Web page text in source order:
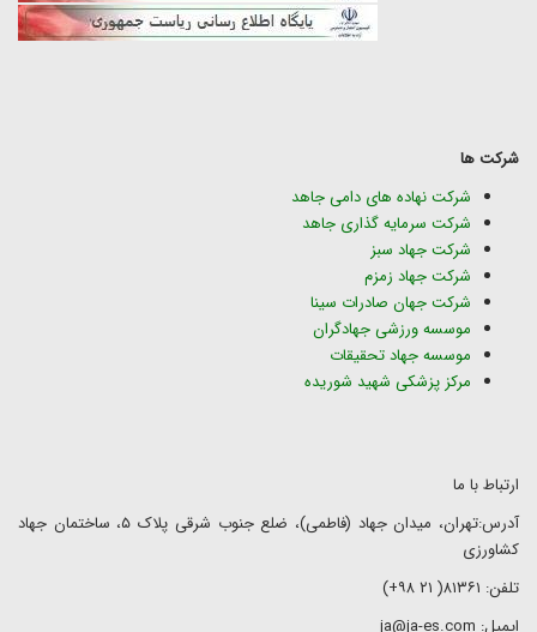
شرکت ها
شرکت نهاده های دامی جاهد
شرکت سرمایه گذاری جاهد
شرکت جهاد سبز
شرکت جهاد زمزم
شرکت جهان صادرات سینا
موسسه ورزشی جهادگران
موسسه جهاد تحقیقات
مرکز پزشکی شهید شوریده
ارتباط با ما
آدرس:تهران، میدان جهاد (فاطمی)، ضلع جنوب شرقی پلاک ۵، ساختمان جهاد
کشاورزی
تلفن: ۸۱۳۶۱( ۲۱ ۹۸+)
ایمیل: ja@ja-es.com